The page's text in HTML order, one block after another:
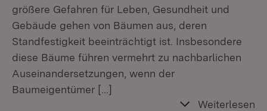
größere Gefahren für Leben, Gesundheit und
Gebäude gehen von Bäumen aus, deren
Standfestigkeit beeinträchtigt ist. Insbesondere
diese Bäume führen vermehrt zu nachbarlichen
Auseinandersetzungen, wenn der
Baumeigentümer […]
Weiterlesen